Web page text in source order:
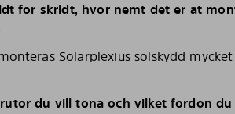
for skridt, hvor nemt det er at
Solarplexius solskydd
du vill tona och vilket fordon du